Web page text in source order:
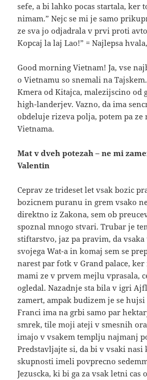
sefe, a bi lahko pocas startala, ker
nimam.” Nejc se mi je samo
ze sva jo odjadrala v prvi proti
Kopcaj la laj Lao!” = Najlepsa
Good morning Vietnam! Ja, vse
o Vietnamu so snemali na
Kmera od Kitajca, malezijscino od
high-landerjev. Vazno, da ima
obdeluje rizeva polja, potem pa ze
Vietnama.
Mat v dveh potezah – ne mi
Valentin
Ceprav ze trideset let vsak bozic
bozicnem puranu in grem vsako
direktno iz Zakona, sem ob
spoznal mnogo stvari. Trubar je
stiftarstvo, jaz pa pravim, da
svojega Wat-a in komaj sem se
narest par fotk v Grand palace, ker
mami ze v prvem mejlu vprasala,
ogledal. Nazadnje sta bila v igri
zamert, ampak budizem je se hujsi
Franci ima na grbi samo par
smrek, tile moji ateji v smesnih
imajo v vsakem templju najmanj
Predstavljajte si, da bi v vsaki
skupnosti imeli povprecno
Jezuscka, ki bi ga za vsak letni cas